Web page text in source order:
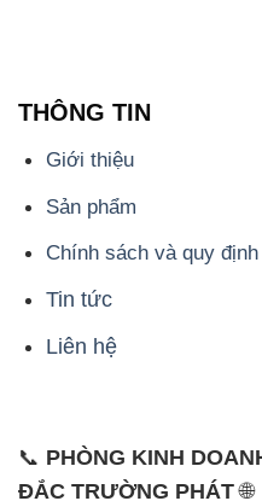
THÔNG TIN
Giới thiệu
Sản phẩm
Chính sách và quy
Tin tức
Liên hệ
📞 PHÒNG KINH
ĐẮC TRƯỜNG PHÁT🌐